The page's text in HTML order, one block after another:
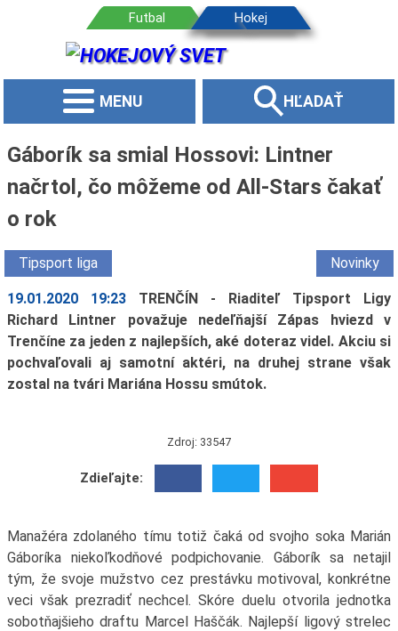
MENU HĽADAŤ
Gáborík sa smial Hossovi: Lintner
načrtol, čo môžeme od All-Stars čakať
o rok
Tipsport liga Novinky
19.01.2020 19:23
TRENČÍN - Riaditeľ Tipsport Ligy
Richard Lintner považuje nedeľňajší Zápas hviezd v
Trenčíne za jeden z najlepších, aké doteraz videl. Akciu si
pochvaľovali aj samotní aktéri, na druhej strane však
zostal na tvári Mariána Hossu smútok.
Zdroj: 33547
Zdieľajte:
Manažéra zdolaného tímu totiž čaká od svojho soka Marián
Gáboríka niekoľkodňové podpichovanie. Gáborík sa netajil
tým, že svoje mužstvo cez prestávku motivoval, konkrétne
veci však prezradiť nechcel. Skóre duelu otvorila jednotka
sobotňajšieho draftu Marcel Haščák. Najlepší ligový strelec